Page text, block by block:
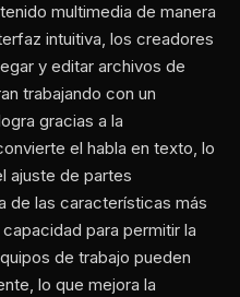
multimedia de manera
intuitiva, los creadores
y editar archivos de
trabajando con un
gracias a la
el habla en texto, lo
ajuste de partes
de las características más
para permitir la
de trabajo pueden
lo que mejora la